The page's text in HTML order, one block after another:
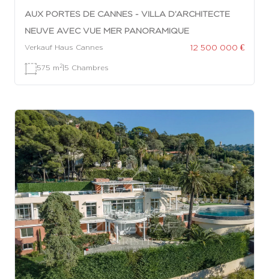
AUX PORTES DE CANNES - VILLA D’ARCHITECTE
NEUVE AVEC VUE MER PANORAMIQUE
Verkauf Haus Cannes 12 500 000 €
575 m 2|5 Chambres